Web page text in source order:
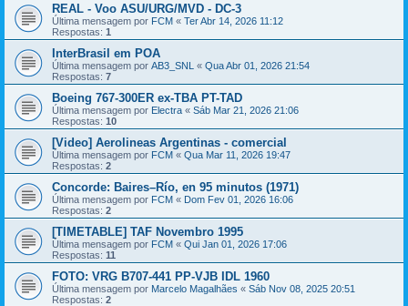
REAL - Voo ASU/URG/MVD - DC-3
Última mensagem por FCM « Ter Abr 14, 2026 11:12
Respostas: 1
InterBrasil em POA
Última mensagem por AB3_SNL « Qua Abr 01, 2026 21:54
Respostas: 7
Boeing 767-300ER ex-TBA PT-TAD
Última mensagem por Electra « Sáb Mar 21, 2026 21:06
Respostas: 10
[Video] Aerolineas Argentinas - comercial
Última mensagem por FCM « Qua Mar 11, 2026 19:47
Respostas: 2
Concorde: Baires–Río, en 95 minutos (1971)
Última mensagem por FCM « Dom Fev 01, 2026 16:06
Respostas: 2
[TIMETABLE] TAF Novembro 1995
Última mensagem por FCM « Qui Jan 01, 2026 17:06
Respostas: 11
FOTO: VRG B707-441 PP-VJB IDL 1960
Última mensagem por Marcelo Magalhães « Sáb Nov 08, 2025 20:51
Respostas: 2